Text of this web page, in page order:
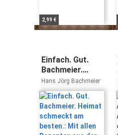
2,99 €
Einfach. Gut.
Bachmeier.
Heimat
schmeckt am
besten.: Mit
allen Rezepten
aus der TV-
Sendung
Hans Jörg Bachmeier